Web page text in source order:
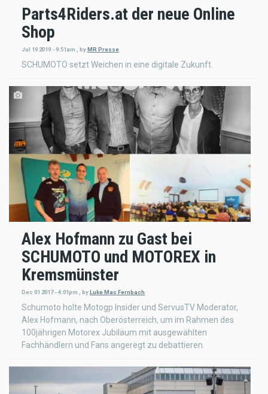
Parts4Riders.at der neue Online
Shop
Jul 19 2019 - 9:51am , byMR Presse
SCHUMOTO setzt Weichen in eine digitale Zukunft.
Alex Hofmann zu Gast bei
SCHUMOTO und MOTOREX in
Kremsmünster
Dec 01 2017 - 4:01pm , byLuke Mac Fernbach
Schumoto holte Motogp Insider und ServusTV Moderator,
Alex Hofmann, nach Oberösterreich, um im Rahmen des
100jährigen Motorex Jubiläum mit ausgewählten
Fachhändlern und Fans angeregt zu debattieren.